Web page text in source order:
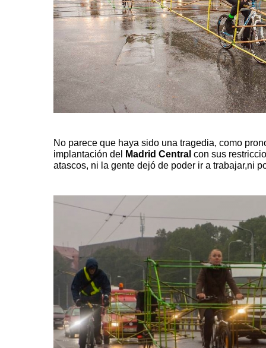
No parece que haya sido una tragedia, como
implantación del Madrid Central con sus
atascos, ni la gente dejó de poder ir a trabajar,ni